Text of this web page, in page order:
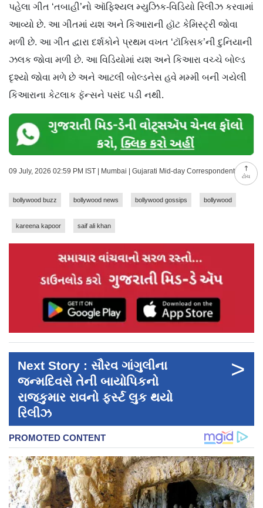
ટોચ
પહેલા ગીત ‘તબાહી’નો ઑફિશ્યલ મ્યુઝિક-વિડિયો રિલીઝ કરવામાં
આવ્યો છે. આ ગીતમાં યશ અને કિઆરાની હૉટ કેમિસ્ટ્રી જોવા
મળી છે. આ ગીત દ્વારા દર્શકોને પ્રથમ વખત ‘ટૉક્સિક’ની દુનિયાની
ઝલક જોવા મળી છે. આ વિડિયોમાં યશ અને કિઆરા વચ્ચે બોલ્ડ
દૃશ્યો જોવા મળે છે અને આટલી બોલ્ડનેસ હવે મમ્મી બની ગયેલી
કિઆરાના કેટલાક ફૅન્સને પસંદ પડી નથી.
09 July, 2026 02:59 PM IST | Mumbai | Gujarati Mid-day Correspondent
bollywood buzz bollywood news bollywood gossips bollywood
kareena kapoor saif ali khan
Next Story : સૌરવ ગાંગુલીના
જન્મદિવસે તેની બાયોપિકનો
રાજકુમાર રાવનો ફર્સ્ટ લુક થયો
રિલીઝ
>